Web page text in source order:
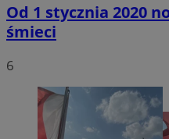
Od 1 stycznia 2020
śmieci
6